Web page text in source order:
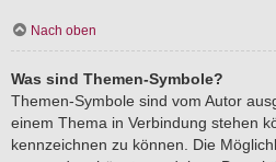
Nach oben
Was sind Themen-Symbole?
Themen-Symbole sind vom Autor
einem Thema in Verbindung stehen
kennzeichnen zu können. Die